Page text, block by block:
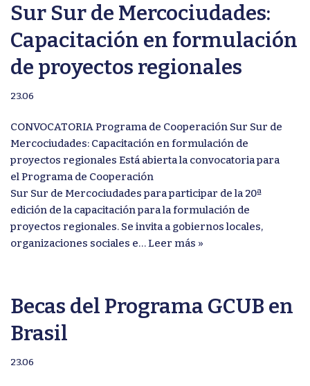
Sur Sur de Mercociudades:
Capacitación en formulación
de proyectos regionales
23.06
CONVOCATORIA Programa de Cooperación Sur Sur de
Mercociudades: Capacitación en formulación de
proyectos regionales Está abierta la convocatoria para
el Programa de Cooperación
Sur Sur de Mercociudades para participar de la 20ª
edición de la capacitación para la formulación de
proyectos regionales. Se invita a gobiernos locales,
organizaciones sociales e…Leer más »
Becas del Programa GCUB en
Brasil
23.06